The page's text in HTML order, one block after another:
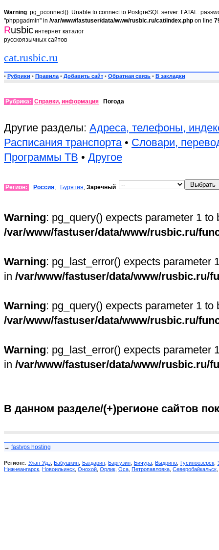
Warning: pg_pconnect(): Unable to connect to PostgreSQL server: FATAL:
"phppgadmin" in /var/www/fastuser/data/www/rusbic.ru/cat/index.php on line
Rusbic интернет каталог
русскоязычных сайтов
cat.rusbic.ru
• Рубрики • Правила • Добавить сайт • Обратная связь • В закладки
Рубрика: Справки, информация Погода
Другие разделы: Адреса, телефоны,
Расписания транспорта• Словари,
Программы ТВ • Другое
Регион: Россия, Бурятия, Заречный
Warning: pg_query() expects parameter 1
/var/www/fastuser/data/www/rusbic.ru/
Warning: pg_last_error() expects parameter
in /var/www/fastuser/data/www/rusbic.ru/
Warning: pg_query() expects parameter 1
/var/www/fastuser/data/www/rusbic.ru/
Warning: pg_last_error() expects parameter
in /var/www/fastuser/data/www/rusbic.ru/
В данном разделе/(+)регионе сайтов
→ fastvps hosting
Регион:: Улан-Удэ ,Бабушкин Багдарин,Баргузин Бичура,Выдрино Гусиноозёрск,
Нижнеангарск Новоильинск Онохой Орлик Оса Петропавловка Северобайкальск